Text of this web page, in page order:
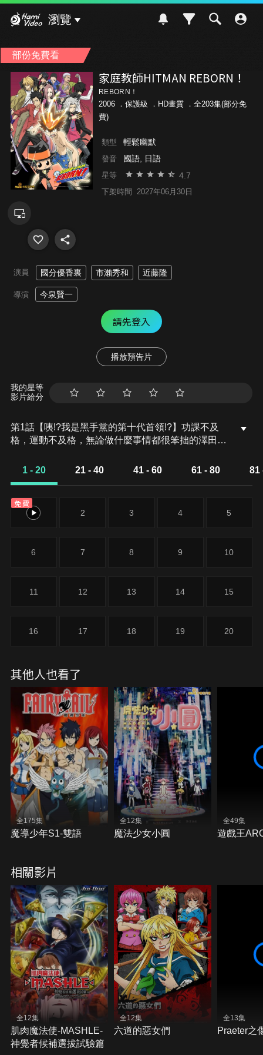
瀏覽
部份免費看
家庭教師HITMAN REBORN！
REBORN！
2006 ． 保護級
．HD畫質 ．全203集(部分免
費)
類型 輕鬆幽默
發音 國語, 日語
星等 4.7
下架時間 2027年06月30日
演員 國分優香裏 市瀨秀和 近藤隆
導演 今泉賢一
請先登入
播放預告片
我的星等
影片給分
第1話【咦!?我是黑手黨的第十代首領!?】功課不及
格，運動不及格，無論做什麼事情都很笨拙的澤田綱
了事的每一天。在這樣的狀況下，一名奇妙的家庭教
1 - 20 21 - 40 41 - 60 61 - 80 81
免費
1 2 3 4 5
6 7 8 9 10
11 12 13 14 15
16 17 18 19 20
其他人也看了
全175集
魔導少年S1-雙語
全12集
魔法少女小圓
全49集
遊戲王
相關影片
全12集
肌肉魔法使-MASHLE-
神覺者候補選拔試驗篇
全12集
六道的惡女們
全13集
Praeter之